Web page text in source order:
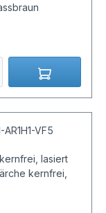
VF5
lasiert
kernfrei,